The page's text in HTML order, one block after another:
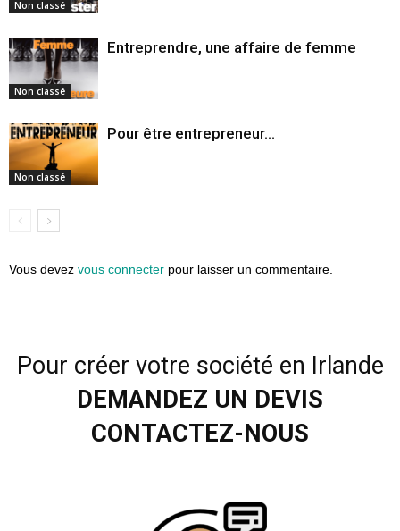
Non classé
Non classé
Entreprendre, une affaire de femme
Non classé
Pour être entrepreneur…
Vous devez vous connecter pour laisser un commentaire.
Pour créer votre société en Irlande
DEMANDEZ UN DEVIS
CONTACTEZ-NOUS